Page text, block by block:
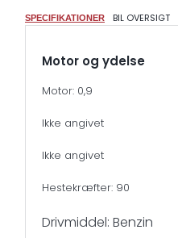
SPECIFIKATIONER BIL OVERSIGT
Motor og ydelse
Motor: 0,9
Ikke angivet
Ikke angivet
Hestekræfter: 90
Drivmiddel: Benzin